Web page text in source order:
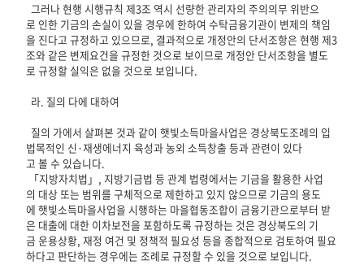
그러나 현행 시행규칙 제3조 역시 선량한 관리자의 주의의무 위반으
로 인한 기금의 손실이 있을 경우에 한하여 수탁금융기관이 변제의 책임
을 진다고 규정하고 있으므로, 결과적으로 개정안의 단서조항은 현행 제3
조와 같은 변제요건을 규정한 것으로 보이므로 개정안 단서조항을 별도
로 규정할 실익은 없을 것으로 보입니다.
라. 질의 다에 대하여
질의 가에서 살펴본 것과 같이 햇빛소득마을사업은 경상북도조례의 입
법목적인 신·재생에너지 육성과 농외 소득창출 등과 관련이 있다
고 볼 수 있습니다.
「지방자치법」, 지방기금법 등 관계 법령에서는 기금을 활용한 사업
의 대상 또는 범위를 구체적으로 제한하고 있지 않으므로 기금의 용도
에 햇빛소득마을사업을 시행하는 마을협동조합이 금융기관으로부터 받
은 대출에 대한 이차보전을 포함하도록 규정하는 것은 경상북도의 기
금 운용상황, 재정 여건 및 정책적 필요성 등을 종합적으로 검토하여 필요
하다고 판단하는 경우에는 조례로 규정할 수 있을 것으로 보입니다.